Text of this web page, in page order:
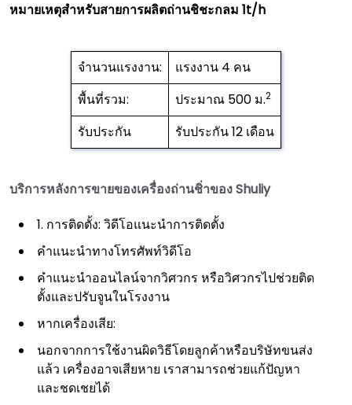
หมายเหตุสำหรับสายการผลิตถ่านชิชะกลม 1t/h
จำนวนแรงงาน:
แรงงาน 4 คน
พื้นที่รวม:
ประมาณ 500 ม.2
รับประกัน รับประกัน 12 เดือน
บริการหลังการขายของเครื่องถ่านชิ่าของ Shuliy
1. การติดตั้ง: วิดีโอแนะนำการติดตั้ง
คำแนะนำทางโทรศัพท์วิดีโอ
คำแนะนำออนไลน์จากวิศวกร หรือวิศวกรไปช่วยติด
ตั้งและปรับจูนในโรงงาน
หากเครื่องเสีย:
นอกจากการใช้งานผิดวิธีโดยลูกค้าหรือบริษัทขนส่ง
แล้ว เครื่องอาจเสียหาย เราสามารถช่วยแก้ปัญหา
และชดเชยได้